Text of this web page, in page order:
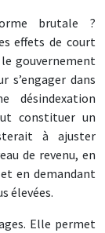
brutale ?
effets de court
gouvernement
s’engager dans
constituer un
à ajuster
de revenu, en
en demandant
élevées.
Elle permet